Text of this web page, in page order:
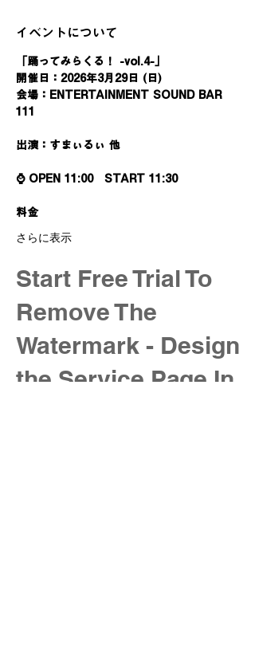
イベントについて
「踊ってみらくる！ -vol.4-」
開催日：2026年3月29日 (日)
会場：ENTERTAINMENT SOUND BAR
111
出演：すまぃるぃ 他
⌚️ OPEN 11:00　START 11:30
料金
さらに表示
Start Free Trial To
Remove The
Watermark - Design
the Service Page In